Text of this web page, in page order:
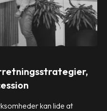
kan lide at